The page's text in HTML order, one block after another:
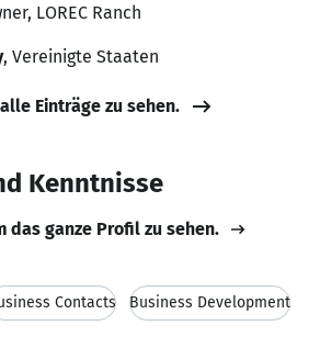
LOREC Ranch
, Vereinigte Staaten
Einträge zu sehen.
Kenntnisse
das ganze Profil zu sehen.
Contacts Business Development